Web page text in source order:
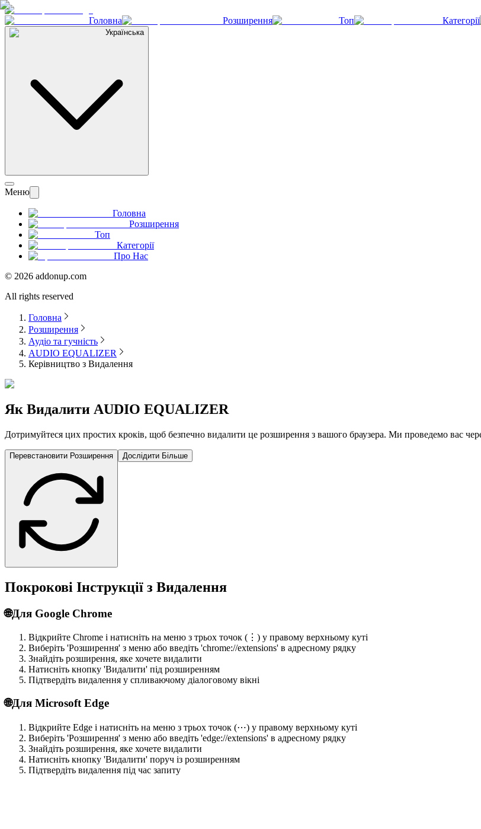
Головна Розширення Топ Категорії
Українська
Меню
Головна
Розширення
Топ
Категорії
Про Нас
© 2026 addonup.com
All rights reserved
Головна
Розширення
Аудіо та гучність
AUDIO EQUALIZER
Керівництво з Видалення
Як Видалити AUDIO EQUALIZER
Дотримуйтеся цих простих кроків, щоб безпечно видалити це розширення з вашого браузера. Ми проведемо вас
Перевстановити Розширення Дослідити Більше
Покрокові Інструкції з Видалення
🌐Для Google Chrome
Відкрийте Chrome і натисніть на меню з трьох точок (⋮) у правому верхньому куті
Виберіть 'Розширення' з меню або введіть 'chrome://extensions' в адресному рядку
Знайдіть розширення, яке хочете видалити
Натисніть кнопку 'Видалити' під розширенням
Підтвердіть видалення у спливаючому діалоговому вікні
🌐Для Microsoft Edge
Відкрийте Edge і натисніть на меню з трьох точок (⋯) у правому верхньому куті
Виберіть 'Розширення' з меню або введіть 'edge://extensions' в адресному рядку
Знайдіть розширення, яке хочете видалити
Натисніть кнопку 'Видалити' поруч із розширенням
Підтвердіть видалення під час запиту